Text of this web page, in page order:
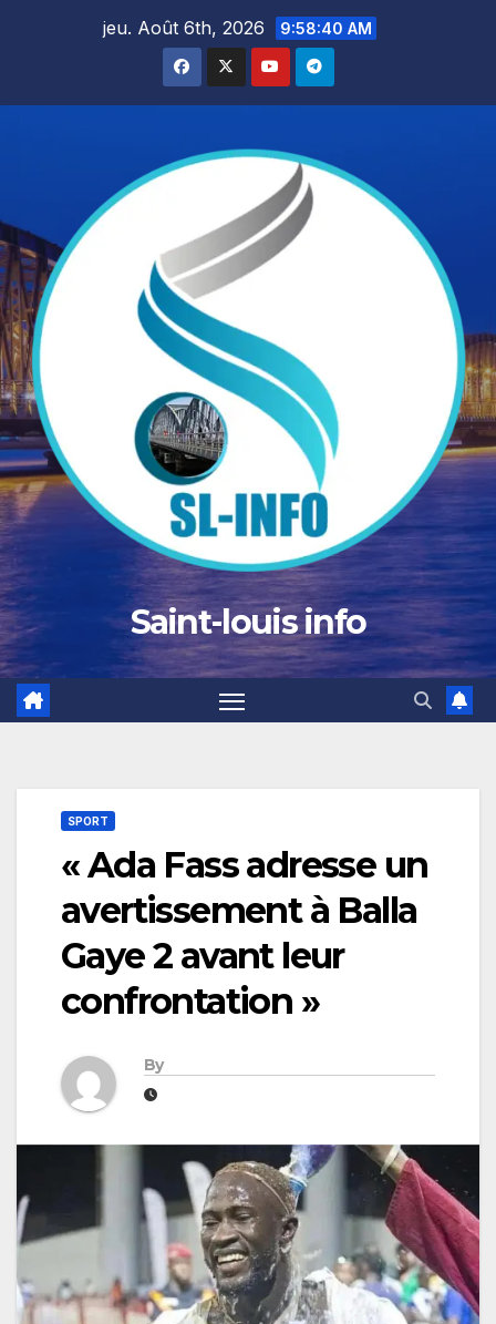
jeu. Août 6th, 2026 9:58:42 AM
Saint-louis info
SPORT
« Ada Fass adresse un
avertissement à Balla
Gaye 2 avant leur
confrontation »
By